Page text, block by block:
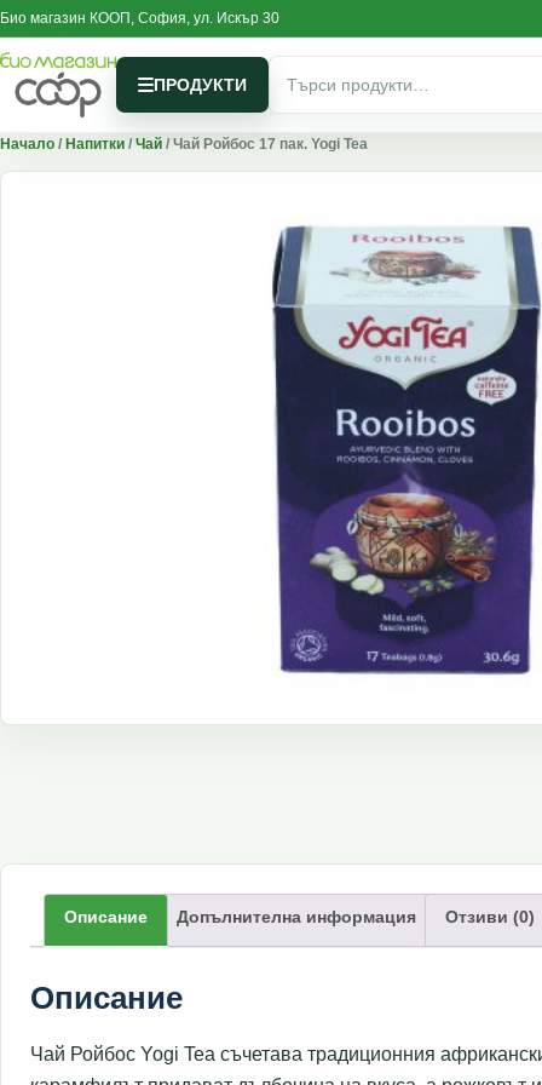
Skip to content
Био магазин КООП, София, ул. Искър 30
ПРОДУКТИ
Търсене за:
Начало / Напитки /Чай / Чай Ройбос 17 пак. Yogi Tea
Описание Допълнителна информация Отзиви (0)
Описание
Чай Ройбос Yogi Tea съчетава традиционния